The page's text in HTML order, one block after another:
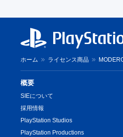
ホーム ライセンス商品
概要
SIEについて
採用情報
PlayStation Studios
PlayStation Productions